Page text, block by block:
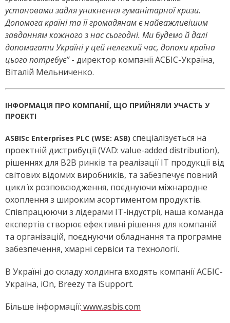
установами задля уникнення гуманітарної кризи.
Допомога країні та її громадянам є найважливішим
завданням кожного з нас сьогодні. Ми будемо й далі
допомагати Україні у цей нелегкий час, допоки країна
цього потребує”- директор компанії АСБІС-Україна,
Віталій Мельниченко.
ІНФОРМАЦІЯ ПРО КОМПАНІЇ, ЩО ПРИЙНЯЛИ УЧАСТЬ У
ПРОЕКТІ
ASBISc Enterprises PLC (WSE: ASB) спеціалізується на
проектній дистрибуції (VAD: value-added distribution),
рішеннях для В2В ринків та реалізації ІТ продукції від
світових відомих виробників, та забезпечує повний
цикл їх розповсюдження, поєднуючи міжнародне
охоплення з широким асортиментом продуктів.
Співпрацюючи з лідерами ІТ-індустрії, наша команда
експертів створює ефективні рішення для компаній
та організацій, поєднуючи обладнання та програмне
забезпечення, хмарні сервіси та технології.
В Україні до складу холдинга входять компанії АСБІС-
Україна, iOn, Breezy та iSupport.
Більше інформації: www.asbis.com